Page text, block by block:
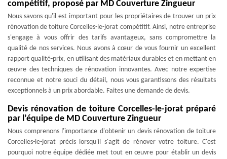
compétitif, proposé par MD Couverture Zingueur
Nous savons qu'il est important pour les propriétaires de trouver un prix
rénovation de toiture Corcelles-le-jorat compétitif. Ainsi, notre entreprise
s'engage à vous offrir des tarifs avantageux, sans compromettre la
qualité de nos services. Nous avons à cœur de vous fournir un excellent
rapport qualité-prix, en utilisant des matériaux durables et en mettant en
œuvre des techniques de rénovation innovantes. Avec notre expertise
reconnue et notre souci du détail, nous vous garantissons des résultats
exceptionnels à un prix abordable. Faites une demande de devis.
Devis rénovation de toiture Corcelles-le-jorat préparé
par l’équipe de MD Couverture Zingueur
Nous comprenons l'importance d'obtenir un devis rénovation de toiture
Corcelles-le-jorat précis lorsqu'il s'agit de rénover votre toiture. C'est
pourquoi notre équipe dédiée met tout en œuvre pour établir un devis